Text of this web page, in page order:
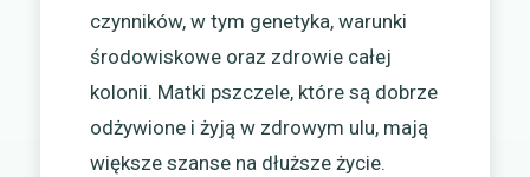
czynników, w tym genetyka, warunki
środowiskowe oraz zdrowie całej
kolonii. Matki pszczele, które są dobrze
odżywione i żyją w zdrowym ulu, mają
większe szanse na dłuższe życie.